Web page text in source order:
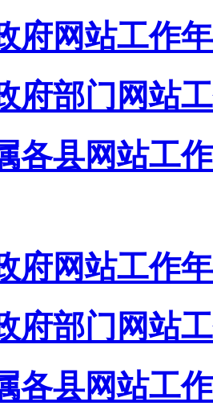
府网站工作
府部门网站
各县网站工
府网站工作
府部门网站
各县网站工